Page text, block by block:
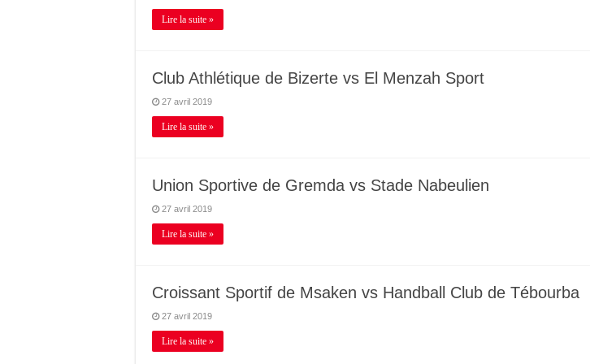
Lire la suite »
Club Athlétique de Bizerte vs El Menzah Sport
27 avril 2019
Lire la suite »
Union Sportive de Gremda vs Stade Nabeulien
27 avril 2019
Lire la suite »
Croissant Sportif de Msaken vs Handball Club de Tébourba
27 avril 2019
Lire la suite »